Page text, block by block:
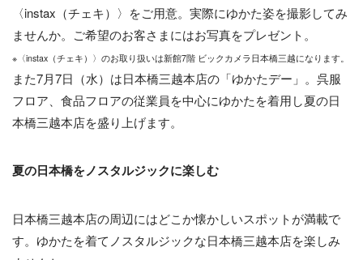
〈instax（チェキ）〉をご用意。実際にゆかた姿を撮影してみ
ませんか。ご希望のお客さまにはお写真をプレゼント。
※〈instax（チェキ）〉のお取り扱いは新館7階 ビックカメラ日本橋三越になります。
また7月7日（水）は日本橋三越本店の「ゆかたデー」。呉服
フロア、食品フロアの従業員を中心にゆかたを着用し夏の日
本橋三越本店を盛り上げます。
夏の日本橋をノスタルジックに楽しむ
日本橋三越本店の周辺にはどこか懐かしいスポットが満載で
す。ゆかたを着てノスタルジックな日本橋三越本店を楽しみ